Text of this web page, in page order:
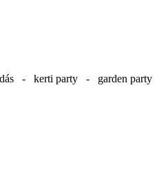
- kerti party - garden